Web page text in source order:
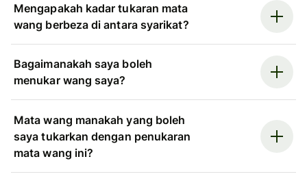
Mengapakah kadar tukaran mata
wang berbeza di antara syarikat?
Bagaimanakah saya boleh
menukar wang saya?
Mata wang manakah yang boleh
saya tukarkan dengan penukaran
mata wang ini?